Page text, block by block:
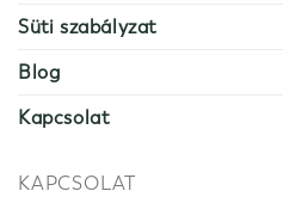
Süti szabályzat
Blog
Kapcsolat
KAPCSOLAT